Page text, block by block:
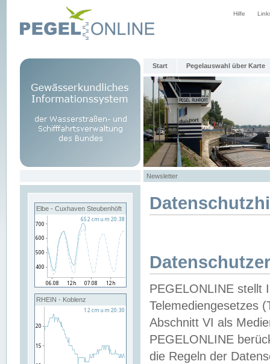
Hilfe
Start Pegelauswahl über Karte
Newsletter
Elbe - Cuxhaven Steubenhöft
RHEIN - Koblenz
PEGELONLINE stellt
Telemediengesetzes
Abschnitt VI als
PEGELONLINE
die Regeln der